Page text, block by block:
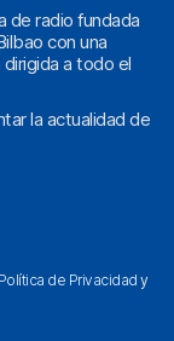
de radio fundada
con una
a todo el
la actualidad de
Política de Privacidad y